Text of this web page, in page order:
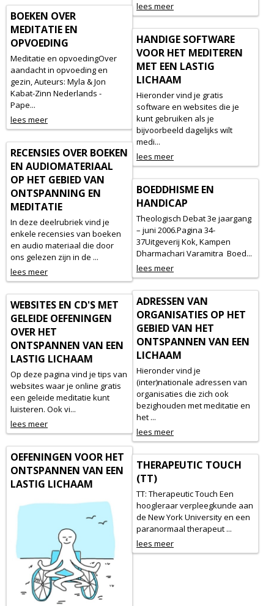
lees meer
BOEKEN OVER
MEDITATIE EN
OPVOEDING
Meditatie en opvoedingOver
aandacht in opvoeding en
gezin, Auteurs: Myla & Jon
Kabat-Zinn Nederlands -
Pape...
lees meer
HANDIGE SOFTWARE
VOOR HET MEDITEREN
MET EEN LASTIG
LICHAAM
Hieronder vind je gratis
software en websites die je
kunt gebruiken als je
bijvoorbeeld dagelijks wilt
medi...
lees meer
RECENSIES OVER BOEKEN
EN AUDIOMATERIAAL
OP HET GEBIED VAN
ONTSPANNING EN
MEDITATIE
In deze deelrubriek vind je
enkele recensies van boeken
en audio materiaal die door
ons gelezen zijn in de ...
lees meer
BOEDDHISME EN
HANDICAP
Theologisch Debat 3e jaargang
– juni 2006.Pagina 34-
37Uitgeverij Kok, Kampen
Dharmachari Varamitra Boed...
lees meer
ADRESSEN VAN
ORGANISATIES OP HET
GEBIED VAN HET
ONTSPANNEN VAN EEN
LICHAAM
Hieronder vind je
(inter)nationale adressen van
organisaties die zich ook
bezighouden met meditatie en
het ...
lees meer
WEBSITES EN CD'S MET
GELEIDE OEFENINGEN
OVER HET
ONTSPANNEN VAN EEN
LASTIG LICHAAM
Op deze pagina vind je tips van
websites waar je online gratis
een geleide meditatie kunt
luisteren. Ook vi...
lees meer
OEFENINGEN VOOR HET
ONTSPANNEN VAN EEN
LASTIG LICHAAM
THERAPEUTIC TOUCH
(TT)
TT: Therapeutic Touch Een
hoogleraar verpleegkunde aan
de New York University en een
paranormaal therapeut ...
lees meer